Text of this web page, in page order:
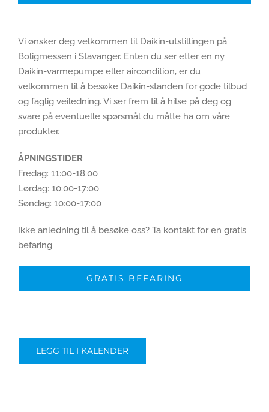
Vi ønsker deg velkommen til Daikin-utstillingen på
Boligmessen i Stavanger. Enten du ser etter en ny
Daikin-varmepumpe eller aircondition, er du
velkommen til å besøke Daikin-standen for gode tilbud
og faglig veiledning. Vi ser frem til å hilse på deg og
svare på eventuelle spørsmål du måtte ha om våre
produkter.
ÅPNINGSTIDER
Fredag: 11:00-18:00
Lørdag: 10:00-17:00
Søndag: 10:00-17:00
Ikke anledning til å besøke oss? Ta kontakt for en gratis
befaring
GRATIS BEFARING
LEGG TIL I KALENDER